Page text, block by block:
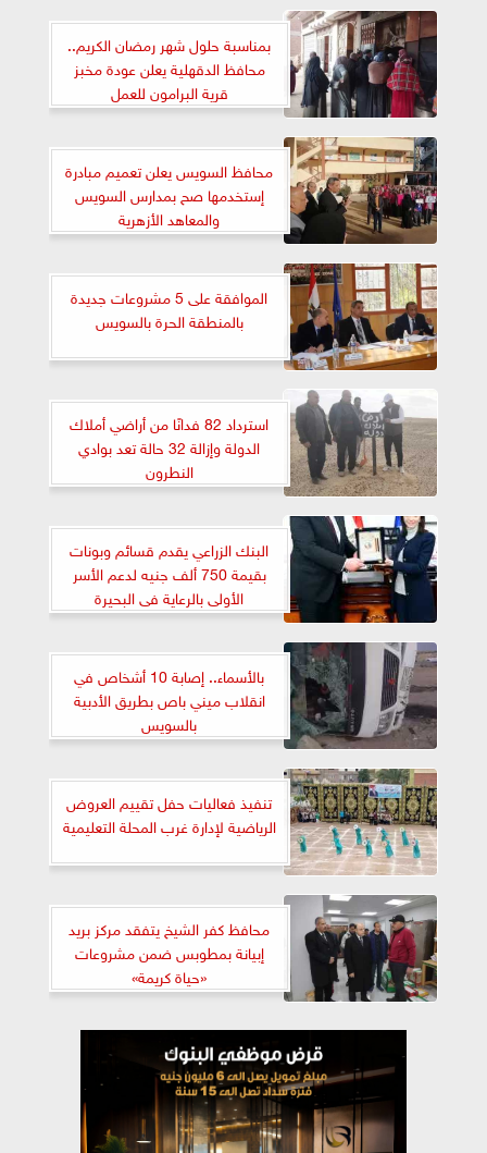
بمناسبة حلول شهر رمضان الكريم..
محافظ الدقهلية يعلن عودة مخبز
قرية البرامون للعمل
محافظ السويس يعلن تعميم مبادرة
إستخدمها صح بمدارس السويس
والمعاهد الأزهرية
الموافقة على 5 مشروعات جديدة
بالمنطقة الحرة بالسويس
استرداد 82 فدانًا من أراضي أملاك
الدولة وإزالة 32 حالة تعد بوادي
النطرون
البنك الزراعي يقدم قسائم وبونات
بقيمة 750 ألف جنيه لدعم الأسر
الأولى بالرعاية فى البحيرة
بالأسماء.. إصابة 10 أشخاص في
انقلاب ميني باص بطريق الأدبية
بالسويس
تنفيذ فعاليات حفل تقييم العروض
الرياضية لإدارة غرب المحلة التعليمية
محافظ كفر الشيخ يتفقد مركز بريد
إبيانة بمطوبس ضمن مشروعات
«حياة كريمة»